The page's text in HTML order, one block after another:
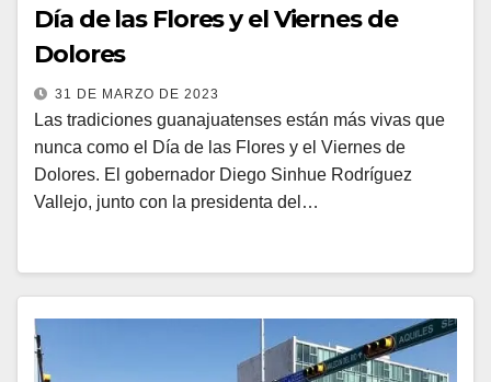
Día de las Flores y el Viernes de
Dolores
31 DE MARZO DE 2023
Las tradiciones guanajuatenses están más vivas que
nunca como el Día de las Flores y el Viernes de
Dolores. El gobernador Diego Sinhue Rodríguez
Vallejo, junto con la presidenta del…